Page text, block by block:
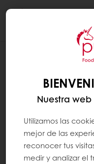
Nuestra
Utilizamos las
mejor de las
reconocer tus
medir y analizar el